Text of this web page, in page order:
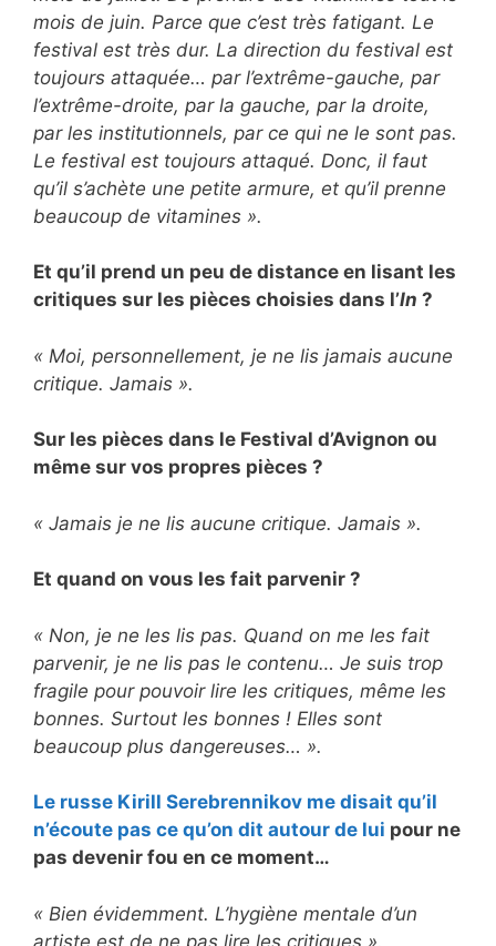
mois de juin. Parce que c’est très fatigant. Le
festival est très dur. La direction du festival est
toujours attaquée… par l’extrême-gauche, par
l’extrême-droite, par la gauche, par la droite,
par les institutionnels, par ce qui ne le sont pas.
Le festival est toujours attaqué. Donc, il faut
qu’il s’achète une petite armure, et qu’il prenne
beaucoup de vitamines ».
Et qu’il prend un peu de distance en lisant les
critiques sur les pièces choisies dans l’In ?
« Moi, personnellement, je ne lis jamais aucune
critique. Jamais ».
Sur les pièces dans le Festival d’Avignon ou
même sur vos propres pièces ?
« Jamais je ne lis aucune critique. Jamais ».
Et quand on vous les fait parvenir ?
« Non, je ne les lis pas. Quand on me les fait
parvenir, je ne lis pas le contenu… Je suis trop
fragile pour pouvoir lire les critiques, même les
bonnes. Surtout les bonnes ! Elles sont
beaucoup plus dangereuses… ».
Le russe Kirill Serebrennikov me disait qu’il
n’écoute pas ce qu’on dit autour de lui pour ne
pas devenir fou en ce moment…
« Bien évidemment. L’hygiène mentale d’un
artiste est de ne pas lire les critiques ».